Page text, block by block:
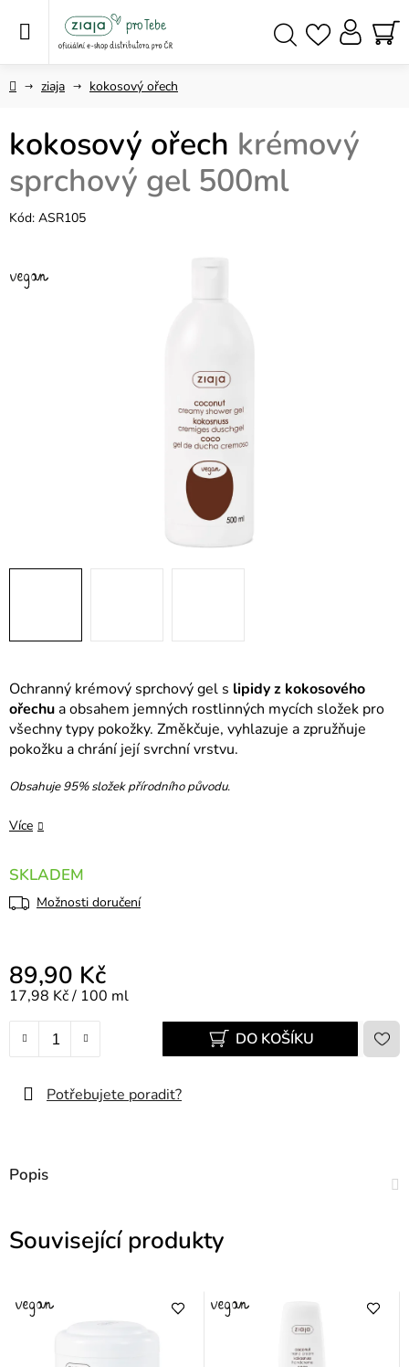
Domůziaja kokosový ořech
Ochranný krémový sprchový gel s lipidy z kokosového
ořechua obsahem jemných rostlinných mycích složek pro
všechny typy pokožky. Změkčuje, vyhlazuje a zpružňuje
pokožku a chrání její svrchní vrstvu.
Obsahuje 95% složek přírodního původu.
Více
SKLADEM
Možnosti doručení
89,90 Kč
Měrná cena:
17,98 Kč / 100 ml
DO KOŠÍKU
Potřebujete poradit?
kokosový ořech krémový
sprchový gel 500ml
Kód: ASR105
Popis
Související produkty